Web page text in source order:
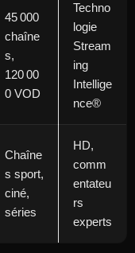
45 000
chaîne
s,
120 00
0 VOD
Techno
logie
Stream
ing
Intellige
nce®
Chaîne
s sport,
ciné,
séries
HD,
comm
entateu
rs
experts